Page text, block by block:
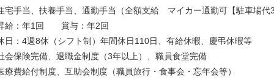
宅手当、扶養手当、通勤手当（全額支給 マイカー通勤可【駐車場代
給：年1回 賞与：年2回
日：4週8休（シフト制）年間休日110日、有給休暇、慶弔休暇等
会保険完備、退職金制度（3年以上）、職員食堂完備
療費給付制度、互助会制度（職員旅行・食事会・忘年会等）